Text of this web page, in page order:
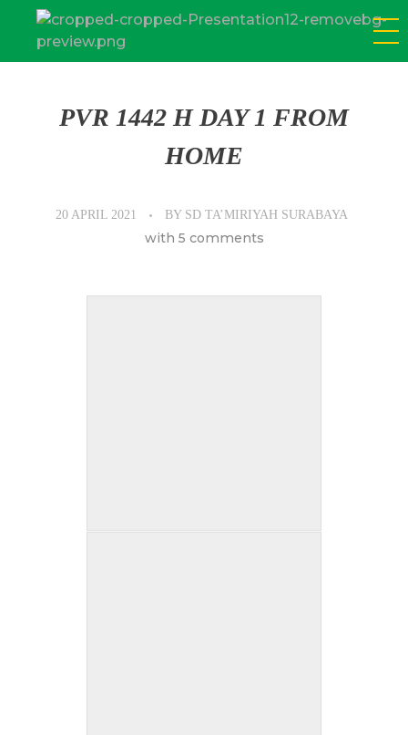
SD Tamiriyah Surabaya
Official Website
PVR 1442 H DAY 1 FROM
HOME
20 APRIL 2021 BY SD TA’MIRIYAH SURABAYA
with 5 comments